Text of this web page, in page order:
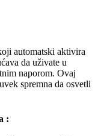
automatski aktivira
da uživate u
naporom. Ovaj
spremna da osvetli
: